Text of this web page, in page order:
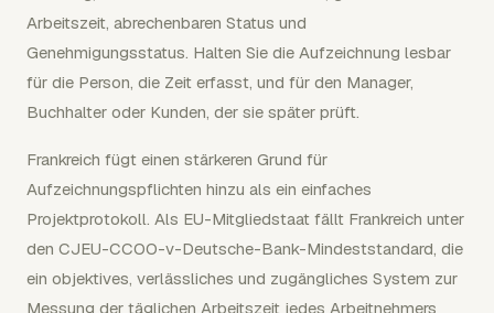
Arbeitszeit, abrechenbaren Status und
Genehmigungsstatus. Halten Sie die Aufzeichnung lesbar
für die Person, die Zeit erfasst, und für den Manager,
Buchhalter oder Kunden, der sie später prüft.
Frankreich fügt einen stärkeren Grund für
Aufzeichnungspflichten hinzu als ein einfaches
Projektprotokoll. Als EU-Mitgliedstaat fällt Frankreich unter
den CJEU-CCOO-v-Deutsche-Bank-Mindeststandard, die
ein objektives, verlässliches und zugängliches System zur
Messung der täglichen Arbeitszeit jedes Arbeitnehmers